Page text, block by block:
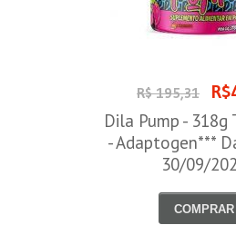
R$ 195,31
Dila Pump - 318g
- Adaptogen***
30/09/
COMPRAR